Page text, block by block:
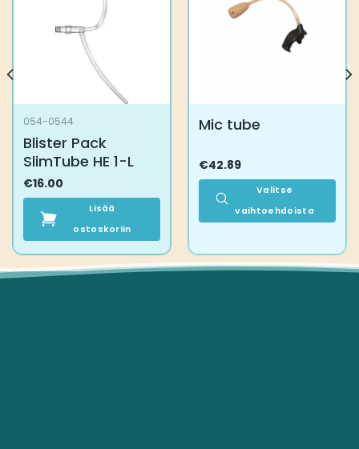
054-0544
Blister Pack
SlimTube HE 1-L
€16.00
Lisää
ostoskoriin
Mic tube
€42.89
Valitse
vaihtoehdoista
on